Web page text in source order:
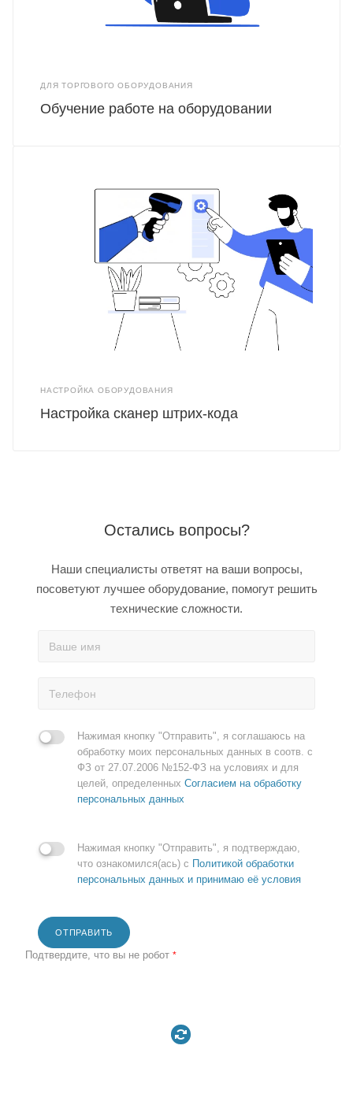
ДЛЯ ТОРГОВОГО ОБОРУДОВАНИЯ
Обучение работе на оборудовании
НАСТРОЙКА ОБОРУДОВАНИЯ
Настройка сканер штрих-кода
Остались вопросы?
Наши специалисты ответят на ваши вопросы,
посоветуют лучшее оборудование, помогут решить
технические сложности.
Нажимая кнопку "Отправить", я соглашаюсь на
обработку моих персональных данных в соотв. с
ФЗ от 27.07.2006 №152-ФЗ на условиях и для
целей, определенных Согласием на обработку
персональных данных
Нажимая кнопку "Отправить", я подтверждаю,
что ознакомился(ась) с Политикой обработки
персональных данных и принимаю её условия
ОТПРАВИТЬ
Подтвердите, что вы не робот *